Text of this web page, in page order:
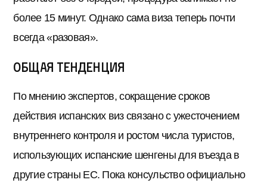
более 15 минут. Однако сама виза теперь почти
всегда «разовая».
Общая тенденция
По мнению экспертов, сокращение сроков
действия испанских виз связано с ужесточением
внутреннего контроля и ростом числа туристов,
использующих испанские шенгены для въезда в
другие страны ЕС. Пока консульство официально